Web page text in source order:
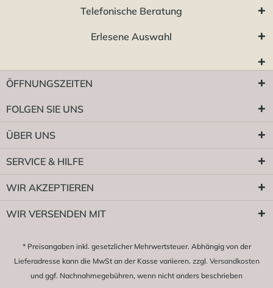
Telefonische Beratung
Erlesene Auswahl
ÖFFNUNGSZEITEN
FOLGEN SIE UNS
ÜBER UNS
SERVICE & HILFE
WIR AKZEPTIEREN
WIR VERSENDEN MIT
* Preisangaben inkl. gesetzlicher Mehrwertsteuer. Abhängig von der
Lieferadresse kann die MwSt an der Kasse variieren. zzgl. Versandkosten
und ggf. Nachnahmegebühren, wenn nicht anders beschrieben